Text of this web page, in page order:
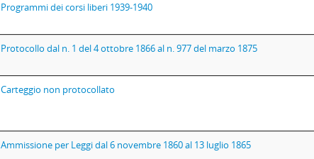
Programmi dei corsi liberi 1939-1940
Protocollo dal n. 1 del 4 ottobre 1866 al n. 977 del marzo 1875
Carteggio non protocollato
Ammissione per Leggi dal 6 novembre 1860 al 13 luglio 1865